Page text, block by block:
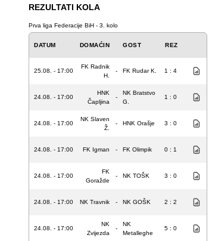
REZULTATI KOLA
Prva liga Federacije BiH - 3. kolo
DATUM DOMAĆIN GOST REZ
25.08. - 17:00
FK Radnik
H.
- FK Rudar K. 1 : 4
24.08. - 17:00
HNK
Čapljina
-
NK Bratstvo
G.
1 : 0
24.08. - 17:00
NK Slaven
Ž.
- HNK Orašje 3 : 0
24.08. - 17:00 FK Igman - FK Olimpik 0 : 1
24.08. - 17:00
FK
Goražde
- NK TOŠK 3 : 0
24.08. - 17:00 NK Travnik - NK GOŠK 2 : 2
24.08. - 17:00
NK
Zvijezda
-
NK
Metalleghe
5 : 0